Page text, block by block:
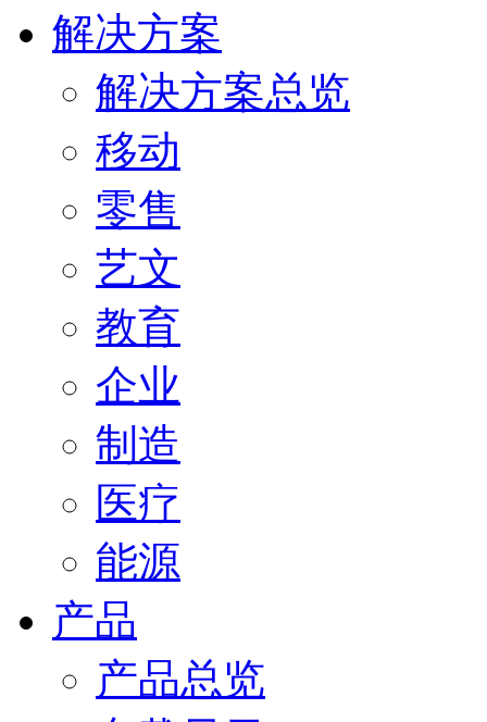
解决方案
解决方案总览
移动
零售
艺文
教育
企业
制造
医疗
能源
产品
产品总览